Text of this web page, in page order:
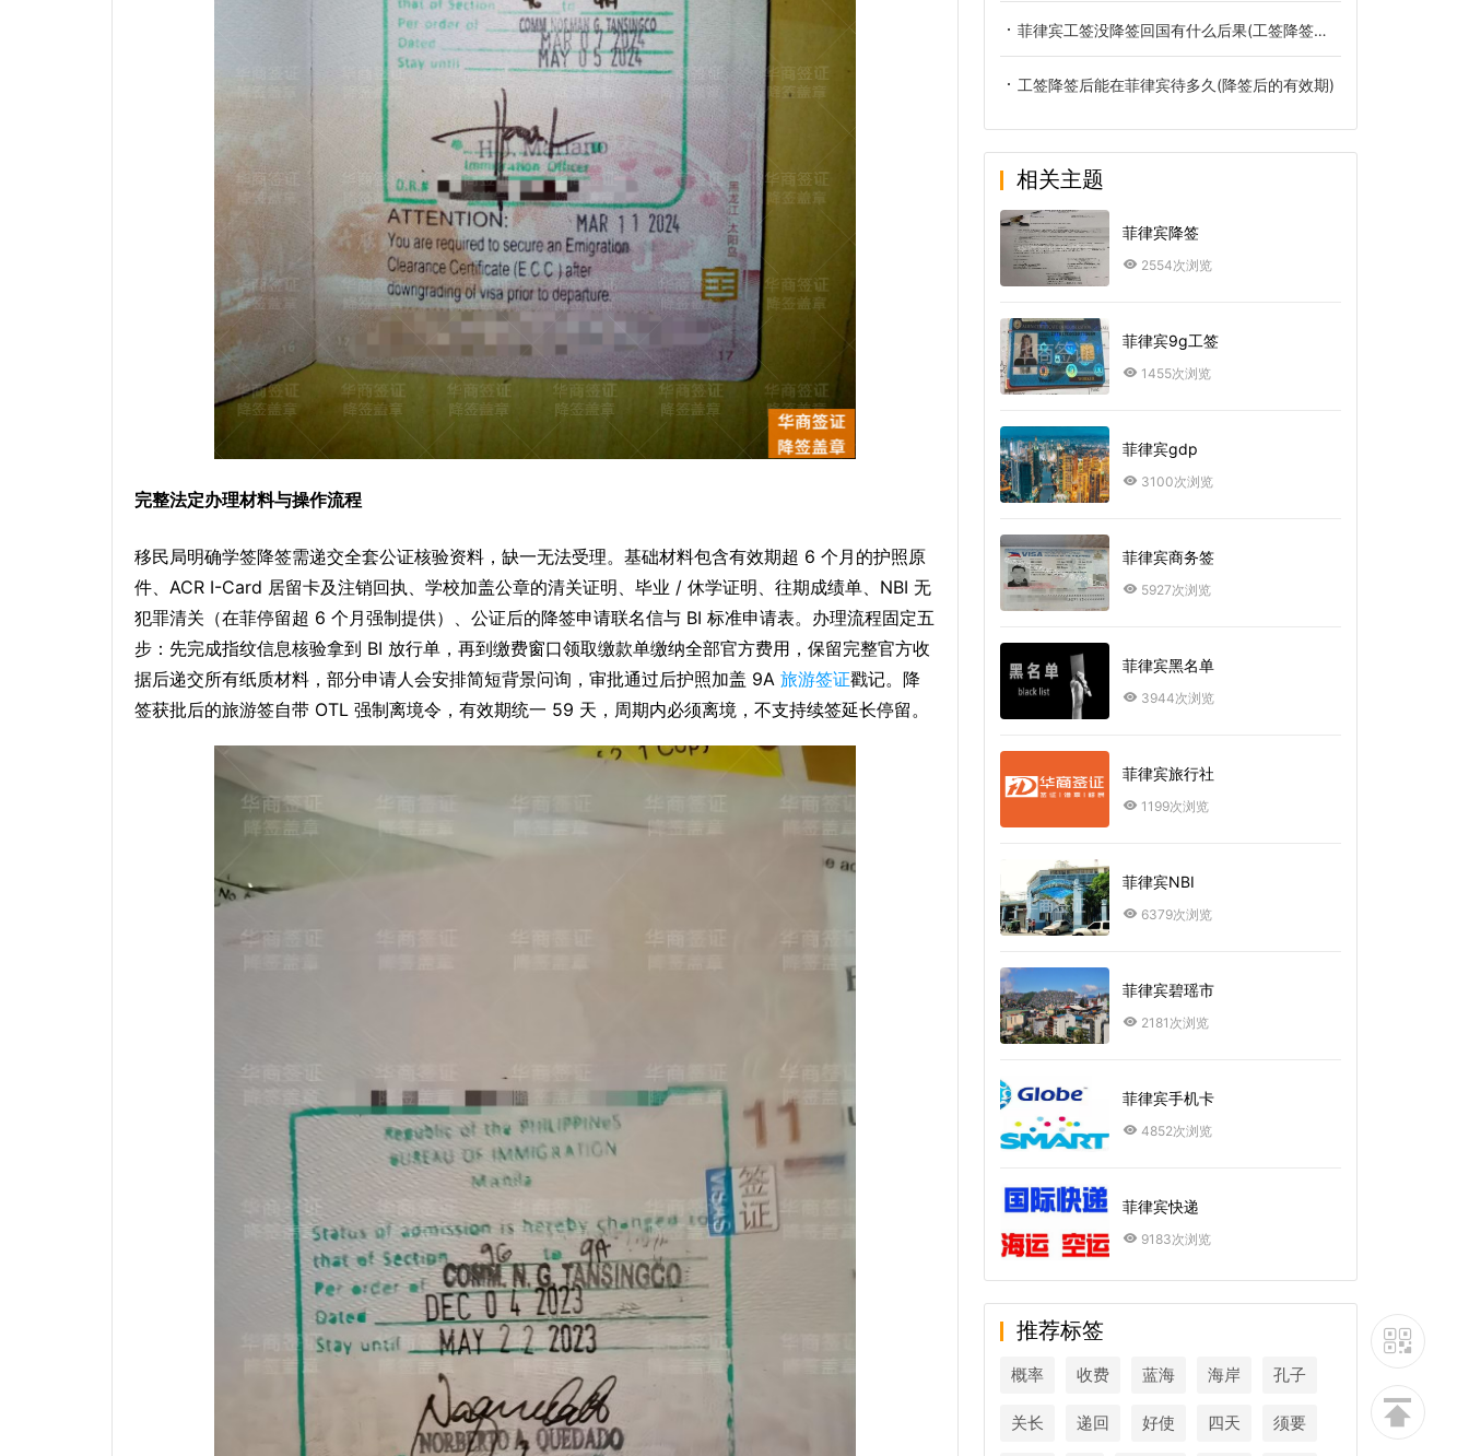
完整法定办理材料与操作流程
移民局明确学签降签需递交全套公证核验资料，缺一无法受理。基础材料包含有效期超 6 个月的护照原
件、ACR I-Card 居留卡及注销回执、学校加盖公章的清关证明、毕业 / 休学证明、往期成绩单、NBI 无
犯罪清关（在菲停留超 6 个月强制提供）、公证后的降签申请联名信与 BI 标准申请表。办理流程固定五
步：先完成指纹信息核验拿到 BI 放行单，再到缴费窗口领取缴款单缴纳全部官方费用，保留完整官方收
据后递交所有纸质材料，部分申请人会安排简短背景问询，审批通过后护照加盖 9A 旅游签证戳记。降
签获批后的旅游签自带 OTL 强制离境令，有效期统一 59 天，周期内必须离境，不支持续签延长停留。
菲律宾工签没降签回国有什么后果(工签降签办理攻略)
工签降签后能在菲律宾待多久(降签后的有效期)
相关主题
菲律宾降签
2554次浏览
菲律宾9g工签
1455次浏览
菲律宾gdp
3100次浏览
菲律宾商务签
5927次浏览
菲律宾黑名单
3944次浏览
菲律宾旅行社
1199次浏览
菲律宾NBI
6379次浏览
菲律宾碧瑶市
2181次浏览
菲律宾手机卡
4852次浏览
菲律宾快递
9183次浏览
推荐标签
概率 收费 蓝海 海岸 孔子
关长 递回 好使 四天 须要